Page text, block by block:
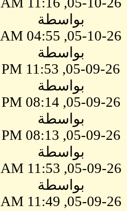
بواسطة
05-10-26, 04:55 AM
بواسطة
05-09-26, 11:53 PM
بواسطة
05-09-26, 08:14 PM
بواسطة
05-09-26, 08:13 PM
بواسطة
05-09-26, 11:53 AM
بواسطة
05-09-26, 11:49 AM